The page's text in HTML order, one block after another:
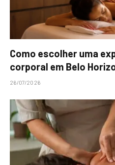
Como escolher uma
corporal em Belo
26/07/2026